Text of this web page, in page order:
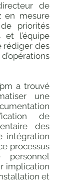
de
en mesure
priorités
et l’équipe
rédiger des
a trouvé
une
de
des
intégration
processus
implication
et